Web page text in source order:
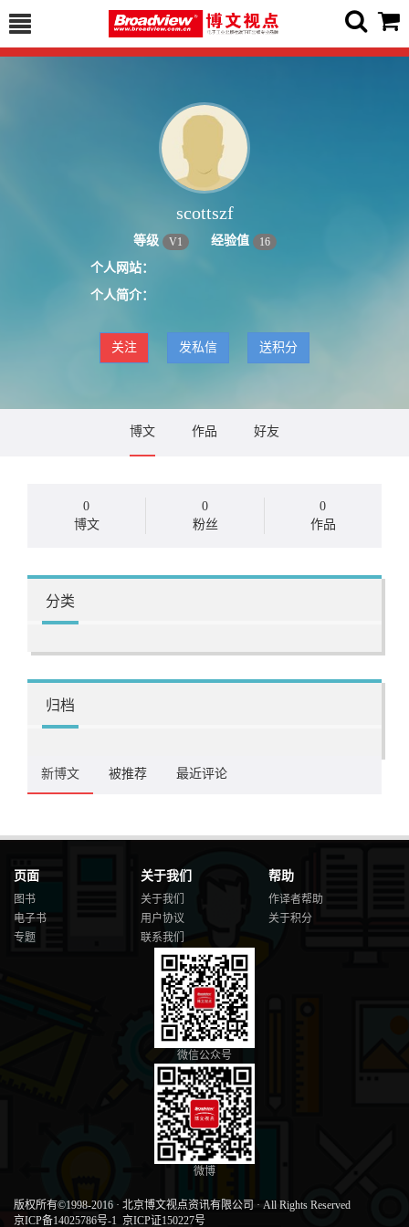
scottszf
等级 V1 经验值 16
个人网站：
个人简介：
关注 发私信 送积分
博文 作品 好友
0
博文
0
粉丝
0
作品
分类
归档
新博文 被推荐 最近评论
页面
图书
电子书
专题
关于我们
关于我们
用户协议
联系我们
帮助
作译者帮助
关于积分
微信公众号
微博
版权所有©1998-2016 · 北京博文视点资讯有限公司 · All Rights Reserved
京ICP备14025786号-1 京ICP证150227号